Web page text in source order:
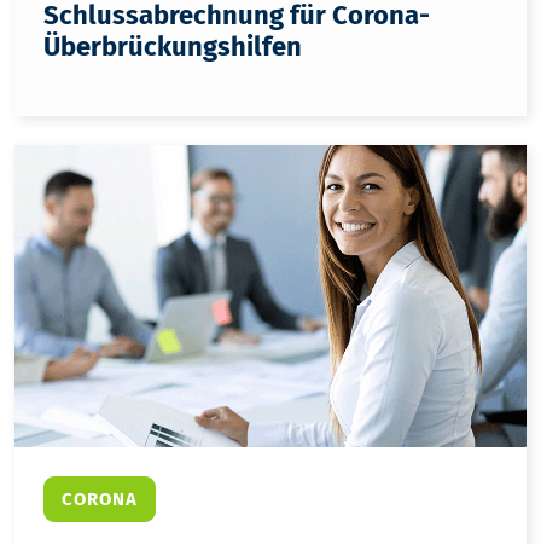
Schlussabrechnung für Corona-
Überbrückungshilfen
CORONA